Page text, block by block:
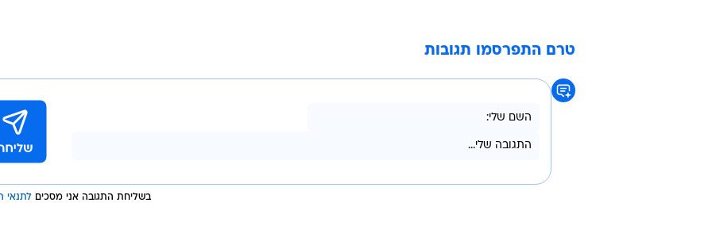
טרם התפרסמו תגובות
בשליחת התגובה אני מסכים לתנאי